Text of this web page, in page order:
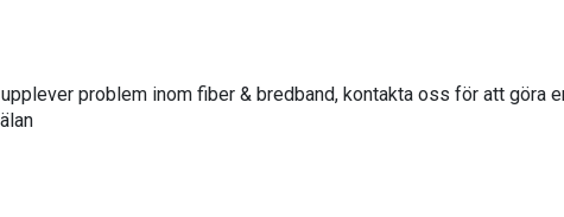
problem inom fiber & bredband, kontakta oss för att göra